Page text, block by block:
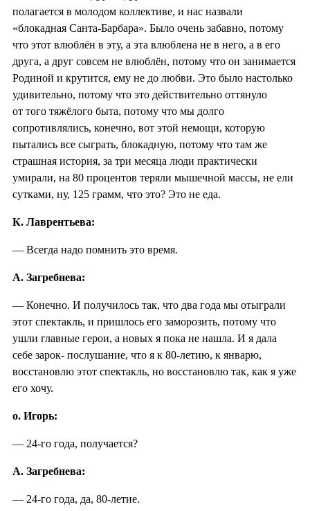
полагается в молодом коллективе, и нас назвали
«блокадная Санта-Барбара». Было очень забавно, потому
что этот влюблён в эту, а эта влюблена не в него, а в его
друга, а друг совсем не влюблён, потому что он занимается
Родиной и крутится, ему не до любви. Это было настолько
удивительно, потому что это действительно оттянуло
от того тяжёлого быта, потому что мы долго
сопротивлялись, конечно, вот этой немощи, которую
пытались все сыграть, блокадную, потому что там же
страшная история, за три месяца люди практически
умирали, на 80 процентов теряли мышечной массы, не ели
сутками, ну, 125 грамм, что это? Это не еда.
К. Лаврентьева:
— Всегда надо помнить это время.
А. Загребнева:
— Конечно. И получилось так, что два года мы отыграли
этот спектакль, и пришлось его заморозить, потому что
ушли главные герои, а новых я пока не нашла. И я дала
себе зарок- послушание, что я к 80-летию, к январю,
восстановлю этот спектакль, но восстановлю так, как я уже
его хочу.
о. Игорь:
— 24-го года, получается?
А. Загребнева:
— 24-го года, да, 80-летие.